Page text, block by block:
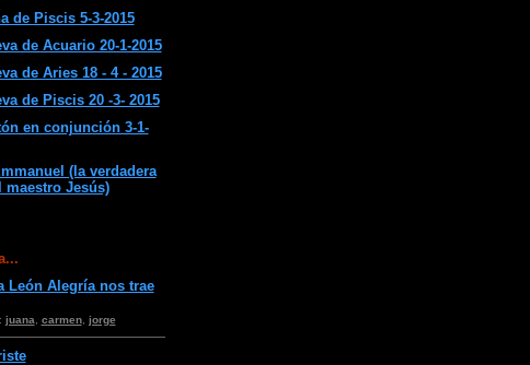
de Piscis 5-3-2015
de Acuario 20-1-2015
de Aries 18 - 4 - 2015
de Piscis 20 -3- 2015
en conjunción 3-1-
(la verdadera
maestro Jesús)
León Alegría nos trae
juana carmen, jorge